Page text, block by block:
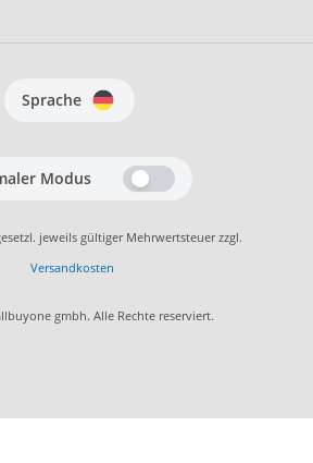
Sprache
Modus
jeweils gültiger Mehrwertsteuer zzgl.
Versandkosten
gmbh. Alle Rechte reserviert.